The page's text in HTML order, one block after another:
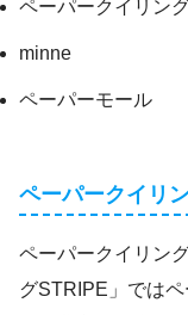
ペーパークイリン
minne
ペーパーモール
ペーパークイリ
ペーパークイリン
グSTRIPE」では